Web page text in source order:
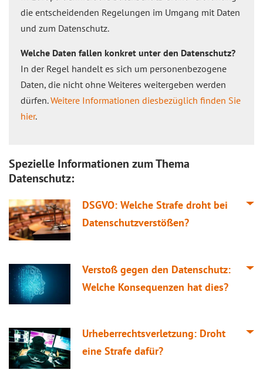
die entscheidenden Regelungen im Umgang mit Daten
und zum Datenschutz.
Welche Daten fallen konkret unter den Datenschutz?
In der Regel handelt es sich um personenbezogene
Daten, die nicht ohne Weiteres weitergeben werden
dürfen.Weitere Informationen diesbezüglich finden Sie
hier.
Spezielle Informationen zum Thema
Datenschutz:
DSGVO: Welche Strafe droht bei
Datenschutzverstößen?
Verstoß gegen den Datenschutz:
Welche Konsequenzen hat dies?
Urheberrechtsverletzung: Droht
eine Strafe dafür?